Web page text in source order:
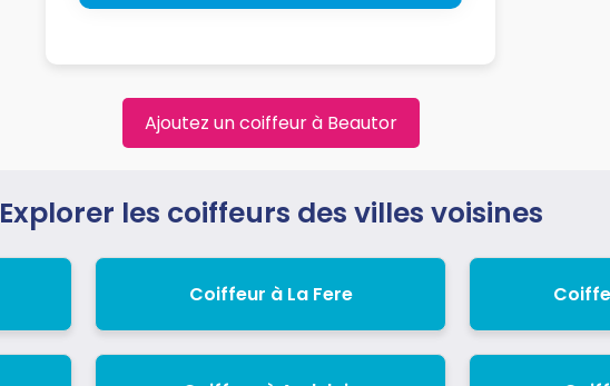
Ajoutez un coiffeur à Beautor
Explorer les coiffeurs des villes voisines
Coiffeur à La Fere